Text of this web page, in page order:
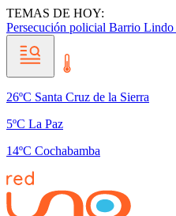
TEMAS DE HOY:
Persecución policial Barrio Lindo
26ºC Santa Cruz de la Sierra
5ºC La Paz
14ºC Cochabamba